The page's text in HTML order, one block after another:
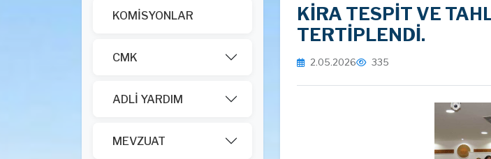
KOMİSYONLAR
CMK
ADLİ YARDIM
MEVZUAT
KİRA TESPİT VE
TERTİPLENDİ.
2.05.2026 335